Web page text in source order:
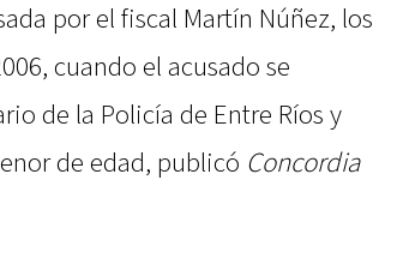
por el fiscal Martín Núñez, los
cuando el acusado se
de la Policía de Entre Ríos y
de edad, publicó Concordia